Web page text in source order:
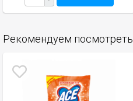
Рекомендуем посмотреть